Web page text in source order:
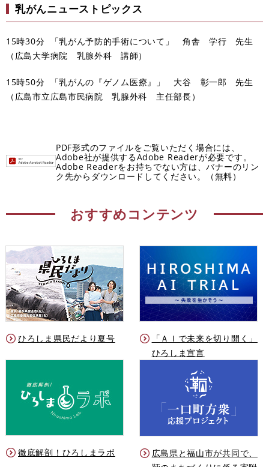
乳がんニューストピックス
15時30分 「乳がん予防的手術について」 角舎 学行 先生
（広島大学病院 乳腺外科 講師）
15時50分 「乳がんの『ゲノム医療』」 大谷 彰一郎 先生
（広島市立広島市民病院 乳腺外科 主任部長）
PDF形式のファイルをご覧いただく場合には、
Adobe社が提供するAdobe Readerが必要です。
Adobe Readerをお持ちでない方は、バナーのリン
ク先からダウンロードしてください。（無料）
おすすめコンテンツ
ひろしま県民だより夏号
「ＡＩで未来を切り開く」
ひろしま宣言
徹底解剖！ひろしまラボ
広島県と福山市が共同で、